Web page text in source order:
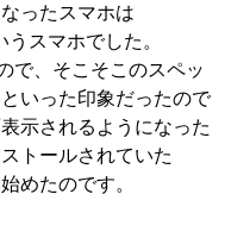
ったスマホは
スマホでした。
で、そこそこのスペッ
いった印象だったので
示されるようになった
トールされていた
めたのです。